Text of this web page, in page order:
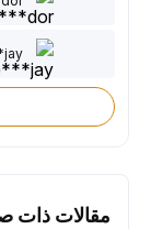
jay***@****
مقالات ذات صلة